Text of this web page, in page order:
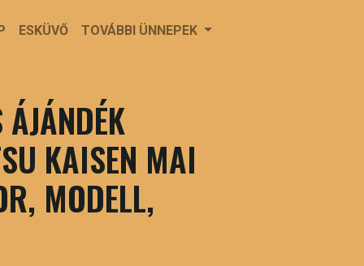
ESKÜVŐ TOVÁBBI ÜNNEPEK
ÁJÁNDÉK
KAISEN MAI
MODELL,